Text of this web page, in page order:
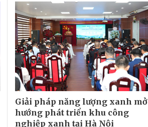
Giải pháp năng lượng xanh mở
hướng phát triển khu công
nghiệp xanh tại Hà Nội